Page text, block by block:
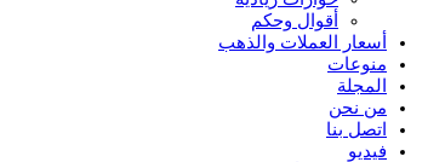
أقوال وحكم
أسعار العملات والذهب
منوعات
المجلة
من نحن
اتصل بنا
فيديو